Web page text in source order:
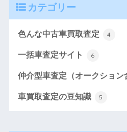
カテゴリー
色んな中古車買取査定 4
一括車査定サイト 6
仲介型車査定（オークション
車買取査定の豆知識 5